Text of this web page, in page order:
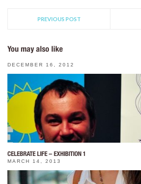
PREVIOUS POST
You may also like
DECEMBER 16, 2012
CELEBRATE LIFE – EXHIBITION 1
MARCH 14, 2013